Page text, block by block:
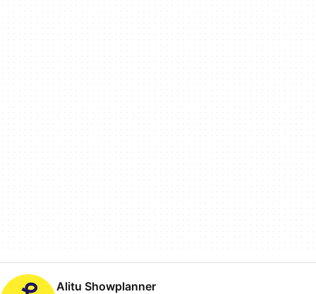
Alitu Showplanner